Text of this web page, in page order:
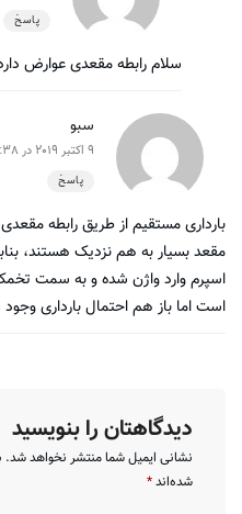
پاسخ
سلام رابطه مقعدی عوارض
سبو
9 اکتبر 2019 در 11:38 ب.ظ
پاسخ
بارداری مستقیم از طریق رابطه
مقعد بسیار به هم نزدیک هستند،
اسپرم وارد واژن شده و به سمت
است اما باز هم احتمال بارداری وجود
دیدگاهتان را بنویسید
نشانی ایمیل شما منتشر نخواهد شد.
شده‌اند*